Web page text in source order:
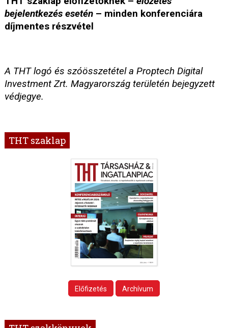
bejelentkezés esetén – minden konferenciára
díjmentes részvétel
A THT logó és szóösszetétel a Proptech Digital
Investment Zrt. Magyarország területén bejegyzett
védjegye.
THT szaklap
Előfizetés Archívum